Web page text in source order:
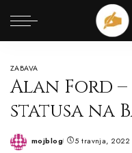
ZABAVA
Alan Ford
statusa na
Posted
mojblog 5 travnja, 2022